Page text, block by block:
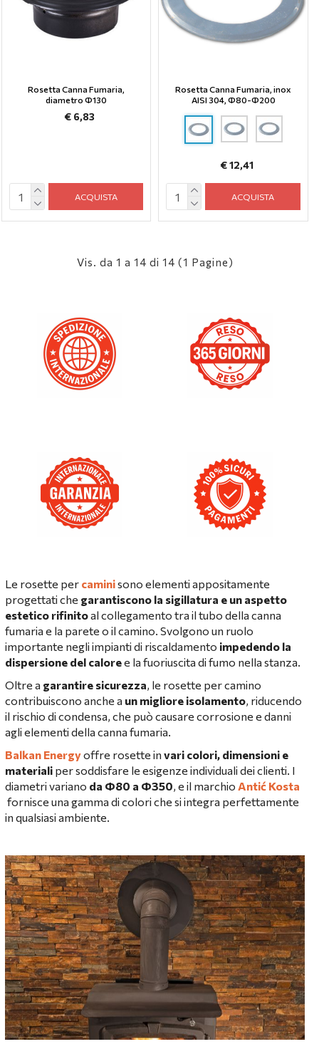
Rosetta Canna Fumaria,
diametro Ф130
€ 6,83
ACQUISTA
Rosetta Canna Fumaria, inox
AISI 304, Ф80-Ф200
€ 12,41
ACQUISTA
Vis. da 1 a 14 di 14 (1 Pagine)
Le rosette per caminisono elementi appositamente
progettati che garantiscono la sigillatura e un aspetto
estetico rifinitoal collegamento tra il tubo della canna
fumaria e la parete o il camino. Svolgono un ruolo
importante negli impianti di riscaldamento impedendo la
dispersione del caloree la fuoriuscita di fumo nella stanza.
Oltre a garantire sicurezza, le rosette per camino
contribuiscono anche a un migliore isolamento, riducendo
il rischio di condensa, che può causare corrosione e danni
agli elementi della canna fumaria.
Balkan Energyoffre rosette in vari colori, dimensioni e
materiali per soddisfare le esigenze individuali dei clienti. I
diametri variano da Φ80 a Φ350, e il marchio Antić Kosta
fornisce una gamma di colori che si integra perfettamente
in qualsiasi ambiente.